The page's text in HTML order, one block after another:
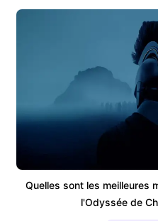
Quelles sont les meilleures
l'Odyssée de